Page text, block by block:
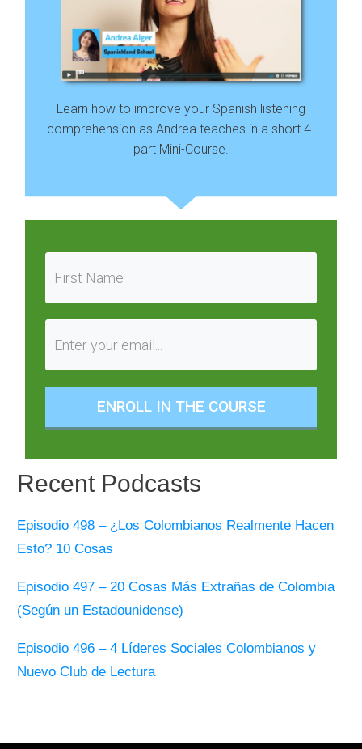
Learn how to improve your Spanish listening
comprehension as Andrea teaches in a short 4-
part Mini-Course.
ENROLL IN THE COURSE
Recent Podcasts
Episodio 498 – ¿Los Colombianos Realmente Hacen
Esto? 10 Cosas
Episodio 497 – 20 Cosas Más Extrañas de Colombia
(Según un Estadounidense)
Episodio 496 – 4 Líderes Sociales Colombianos y
Nuevo Club de Lectura